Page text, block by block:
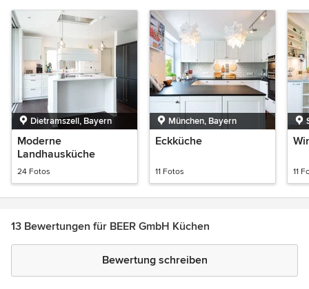
Dietramszell, Bayern
Moderne
Landhausküche
24 Fotos
München, Bayern
Eckküche
11 Fotos 11
13 Bewertungen für BEER GmbH Küchen
Bewertung schreiben